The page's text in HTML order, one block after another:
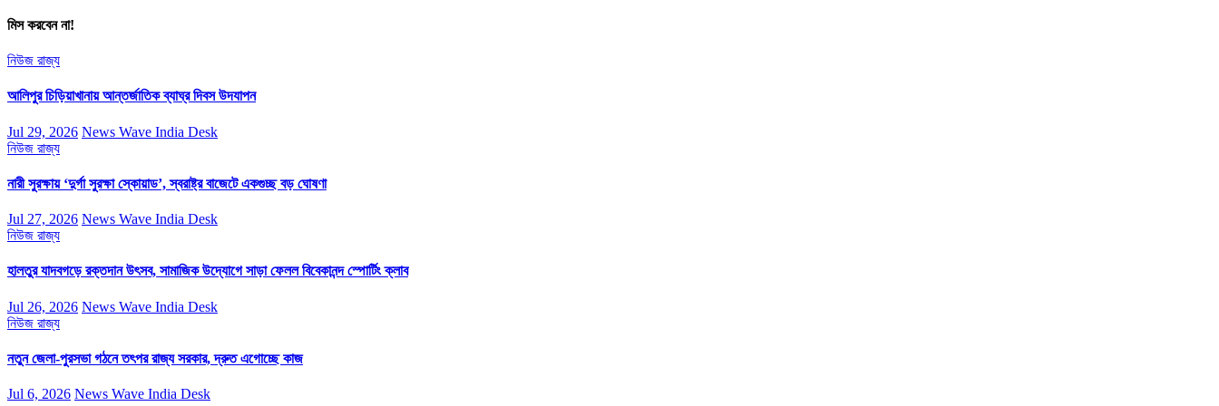
মিস করবেন না!
নিউজ রাজ্য
আলিপুর চিড়িয়াখানায় আন্তর্জাতিক ব্যাঘ্র দিবস উদযাপন
Jul 29, 2026 News Wave India Desk
নিউজ রাজ্য
নারী সুরক্ষায় ‘দুর্গা সুরক্ষা স্কোয়াড’, স্বরাষ্ট্র বাজেটে একগুচ্ছ বড় ঘোষণা
Jul 27, 2026 News Wave India Desk
নিউজ রাজ্য
হালতুর যাদবগড়ে রক্তদান উৎসব, সামাজিক উদ্যোগে সাড়া ফেলল বিবেকানন্দ স্পোর্টিং ক্লাব
Jul 26, 2026 News Wave India Desk
নিউজ রাজ্য
নতুন জেলা-পুরসভা গঠনে তৎপর রাজ্য সরকার, দ্রুত এগোচ্ছে কাজ
Jul 6, 2026 News Wave India Desk